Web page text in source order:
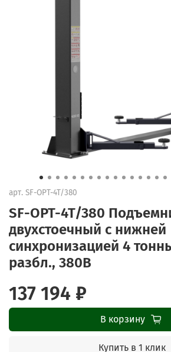
арт. SF-OPT-4T/380
SF-OPT-4T/380
двухстоечный с нижней
синхронизацией 4
разбл., 380В
137 194 ₽
В корзину
Купить в 1 клик